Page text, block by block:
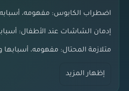
اضطراب الكابوس: مفهومه،
إدمان الشاشات عند الأطفال:
متلازمة المحتال: مفهومه،
إظهار المزيد